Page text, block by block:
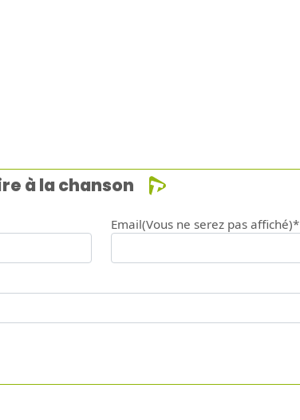
à la chanson
Email(Vous ne serez pas affiché)*